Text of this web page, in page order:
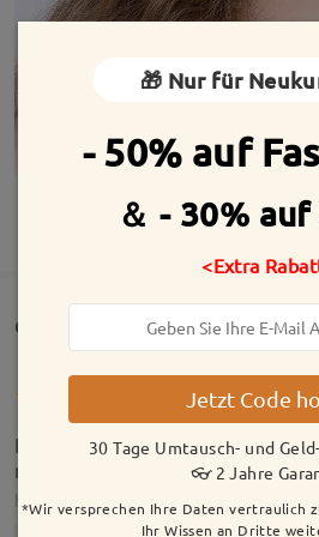
MEHR ANZEIGEN
Customer Reviews(211)
Ich bin - wie immer - total
meiner neuen Sonnenbrille!
by Martina on May 26 , 2026
🎁 Nur für
- 50% auf
＆ - 30%
<Extra
Jetzt Code
30 Tage Umtausch- und
👓 2 Jahre
*Wir versprechen Ihre Daten vertraulich
Ihr Wissen an Dritte